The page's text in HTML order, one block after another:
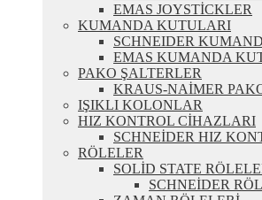
EMAS JOYSTİCKLER
KUMANDA KUTULARI
SCHNEIDER
EMAS KUMANDA
PAKO ŞALTERLER
KRAUS-NAİMER
IŞIKLI KOLONLAR
HIZ KONTROL CİHAZLARI
SCHNEİDER HIZ
RÖLELER
SOLİD STATE
SCHNEİDER